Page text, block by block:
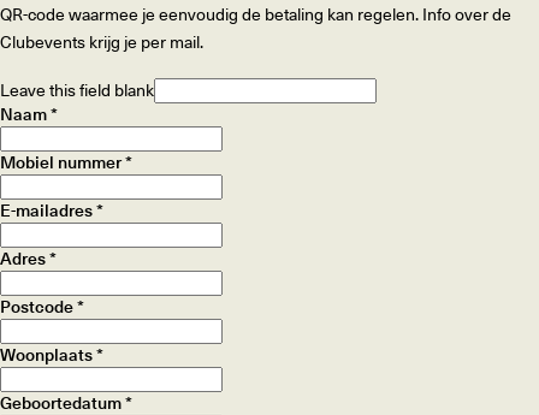
QR-code waarmee je eenvoudig de betaling kan regelen. Info over de
Clubevents krijg je per mail.
Leave this field blank
Naam
Mobiel nummer
E-mailadres
Adres
Postcode
Woonplaats
Geboortedatum